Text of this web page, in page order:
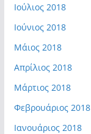
Ιούλιος 2018
Ιούνιος 2018
Μάιος 2018
Απρίλιος 2018
Μάρτιος 2018
Φεβρουάριος 2018
Ιανουάριος 2018